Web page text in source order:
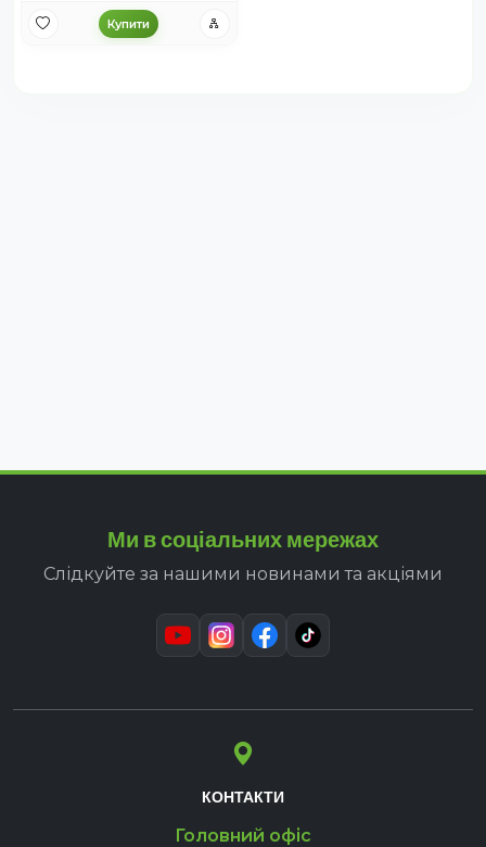
Купити
Ми в соціальних мережах
Слідкуйте за нашими новинами та акціями
КОНТАКТИ
Головний офіс